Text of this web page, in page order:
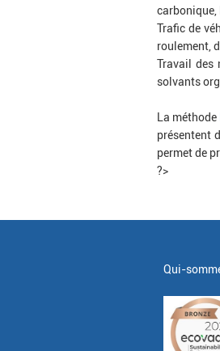
carbonique,
Trafic de
roulement,
Travail des
solvants
La méthode
présentent
permet de
?>
Qui-